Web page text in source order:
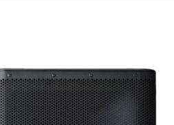
détachées pour guitares et